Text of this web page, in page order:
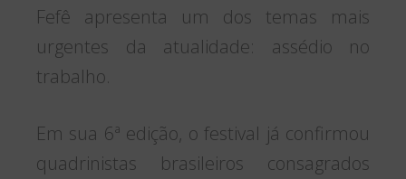
Fefê apresenta um dos temas mais
urgentes da atualidade: assédio no
trabalho.
Em sua 6ª edição, o festival já confirmou
quadrinistas brasileiros consagrados